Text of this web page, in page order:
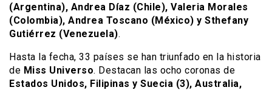
(Argentina), Andrea Díaz (Chile), Valeria Morales
(Colombia), Andrea Toscano (México) y Sthefany
Gutiérrez (Venezuela).
Hasta la fecha, 33 países se han triunfado en la historia
de Miss Universo. Destacan las ocho coronas de
Estados Unidos, Filipinas y Suecia (3), Australia,